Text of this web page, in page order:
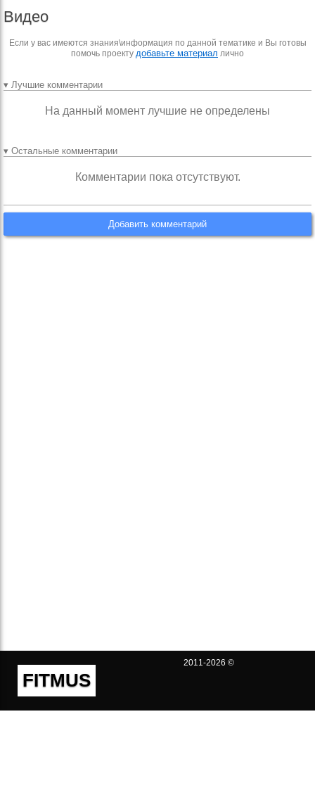
Видео
Если у вас имеются знания\информация по данной тематике и Вы готовы
помочь проекту добавьте материал лично
▾ Лучшие комментарии
На данный момент лучшие не определены
▾ Остальные комментарии
Комментарии пока отсутствуют.
Добавить комментарий
FITMUS
2011-2026 ©